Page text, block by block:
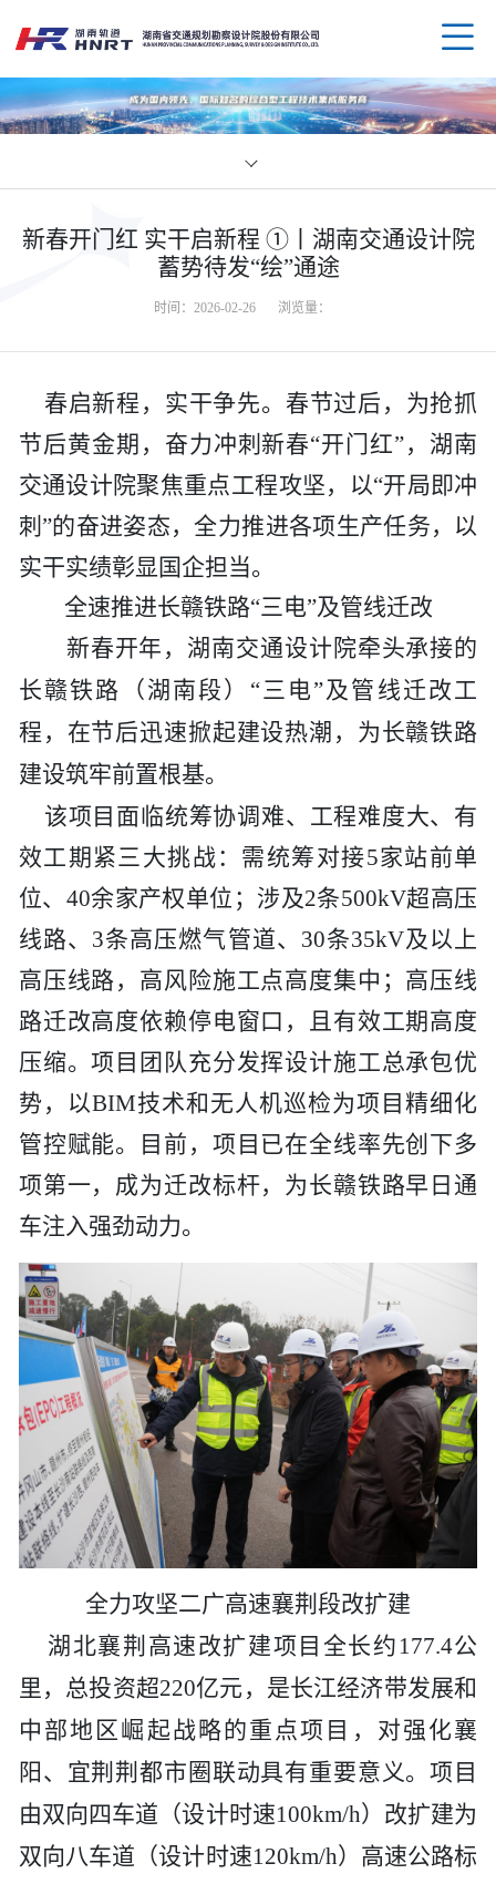
企业
领导
荣誉
业务
水运
建筑
桥梁
工程
工程
试验
工程
水利
水运
党群
创新
知识
人才
新春开门红 实干启新程 ①丨湖南交通设计院
蓄势待发“绘”通途
时间：2026-02-26 浏览量：
春启新程，实干争先。春节过后，为抢抓
节后黄金期，奋力冲刺新春“开门红”，湖南
交通设计院聚焦重点工程攻坚，以“开局即冲
刺”的奋进姿态，全力推进各项生产任务，以
实干实绩彰显国企担当。
全速推进长赣铁路“三电”及管线迁改
新春开年，湖南交通设计院牵头承接的
长赣铁路（湖南段） “三电”及管线迁改工
程，在节后迅速掀起建设热潮，为长赣铁路
建设筑牢前置根基。
该项目面临统筹协调难、工程难度大、有
效工期紧三大挑战：需统筹对接5家站前单
位、40余家产权单位；涉及2条500kV超高压
线路、3条高压燃气管道、30条35kV及以上
高压线路，高风险施工点高度集中；高压线
路迁改高度依赖停电窗口，且有效工期高度
压缩。项目团队充分发挥设计施工总承包优
势，以BIM技术和无人机巡检为项目精细化
管控赋能。目前，项目已在全线率先创下多
项第一，成为迁改标杆，为长赣铁路早日通
车注入强劲动力。
全力攻坚二广高速襄荆段改扩建
湖北襄荆高速改扩建项目全长约 177.4公
里，总投资超220亿元，是长江经济带发展和
中部地区崛起战略的重点项目，对强化襄
阳、宜荆荆都市圈联动具有重要意义。项目
由双向四车道 （设计时速100km/h） 改扩建为
双向八车道 （设计时速120km/h） 高速公路标